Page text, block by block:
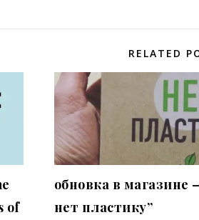
RELATED
of
обновка в магазине
нет пластику”